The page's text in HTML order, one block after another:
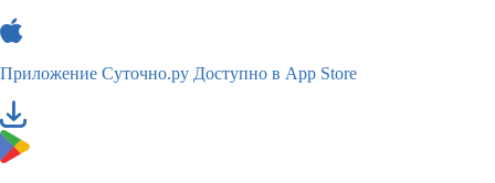
Приложение Суточно.ру Доступно в App Store